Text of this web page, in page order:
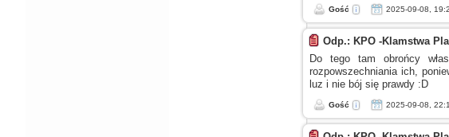
Gość 2025-09-08,
Odp.: KPO -Klamstwa
Do tego tam obrońcy
rozpowszechniania ich,
luz i nie bój się prawdy :D
Gość 2025-09-08,